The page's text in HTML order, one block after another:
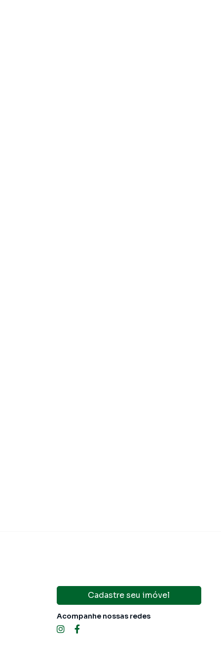
Cadastre seu imóvel
Acompanhe nossas redes